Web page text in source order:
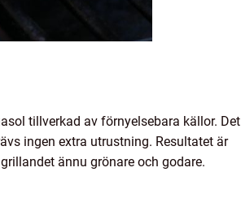
tillverkad av förnyelsebara källor. Det
ingen extra utrustning. Resultatet är
ännu grönare och godare.